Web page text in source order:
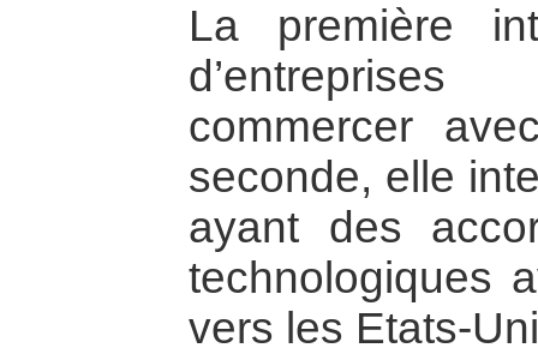
La première
commercer
seconde, elle
ayant des
technologiques
vers les Etats-